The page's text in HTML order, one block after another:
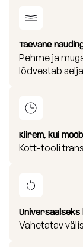
Taevane
Pehme ja
lõdvestab
Kiirem, kui
Kott-tooli
Vahetatav